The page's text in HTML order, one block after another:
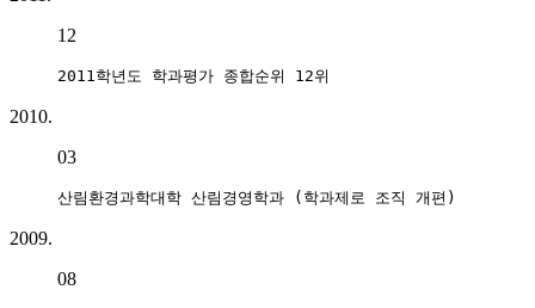
12
2011학년도 학과평가 종합순위 12위
2010.
03
산림환경과학대학 산림경영학과 (학과제로 조직 개편)
2009.
08